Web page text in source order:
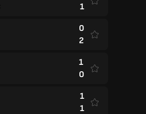
1
0
2
1
0
1
1